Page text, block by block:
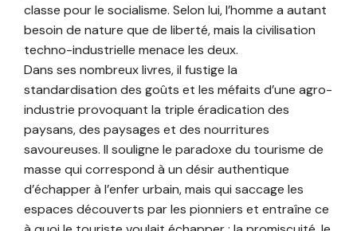
classe pour le socialisme. Selon lui, l’homme a autant
besoin de nature que de liberté, mais la civilisation
techno-industrielle menace les deux.
Dans ses nombreux livres, il fustige la
standardisation des goûts et les méfaits d’une agro-
industrie provoquant la triple éradication des
paysans, des paysages et des nourritures
savoureuses. Il souligne le paradoxe du tourisme de
masse qui correspond à un désir authentique
d’échapper à l’enfer urbain, mais qui saccage les
espaces découverts par les pionniers et entraîne ce